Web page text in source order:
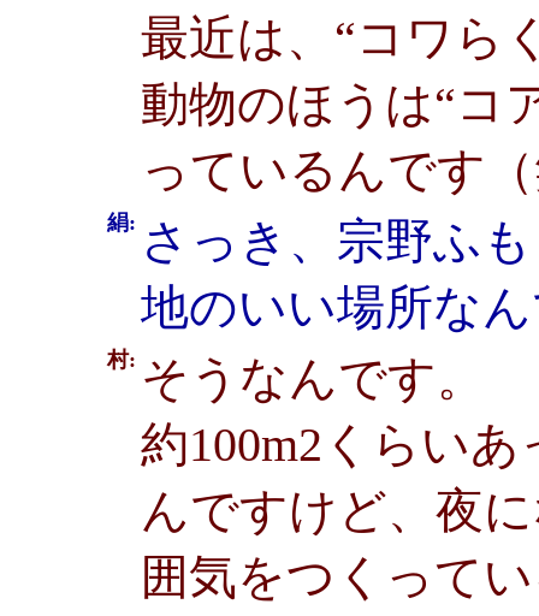
最近は、“コワら
動物のほうは“コ
っているんです
絹: さっき、宗野ふ
地のいい場所な
村: そうなんです。
約100m2くらい
んですけど、夜
囲気をつくって